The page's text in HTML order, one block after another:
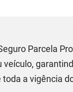
Parcela
a vigência